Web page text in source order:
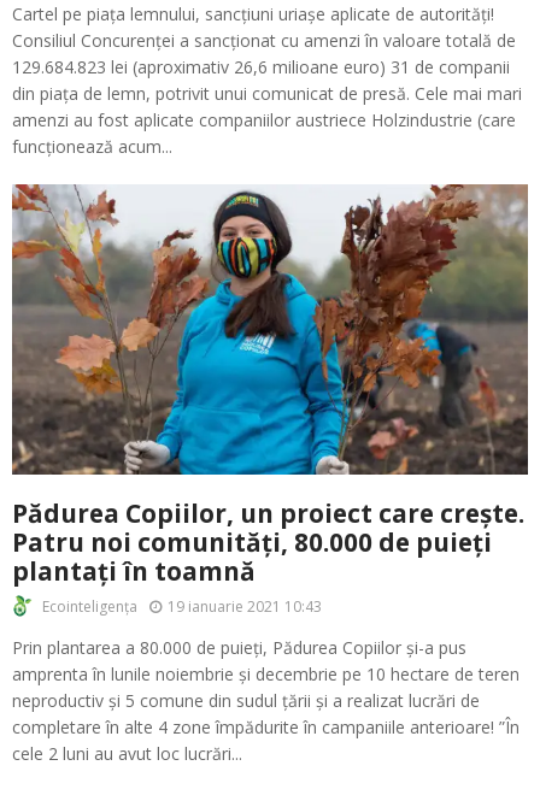
Cartel pe piața lemnului, sancțiuni uriașe aplicate de autorități!
Consiliul Concurenței a sancționat cu amenzi în valoare totală de
129.684.823 lei (aproximativ 26,6 milioane euro) 31 de companii
din piața de lemn, potrivit unui comunicat de presă. Cele mai mari
amenzi au fost aplicate companiilor austriece Holzindustrie (care
funcționează acum...
Pădurea Copiilor, un proiect care crește.
Patru noi comunități, 80.000 de puieți
plantați în toamnă
Ecointeligența 19 ianuarie 2021 10:43
Prin plantarea a 80.000 de puieți, Pădurea Copiilor și-a pus
amprenta în lunile noiembrie și decembrie pe 10 hectare de teren
neproductiv și 5 comune din sudul țării și a realizat lucrări de
completare în alte 4 zone împădurite în campaniile anterioare! ”În
cele 2 luni au avut loc lucrări...